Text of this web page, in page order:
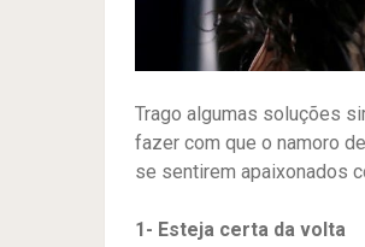
Trago algumas soluções
fazer com que o namoro
se sentirem apaixonados
1- Esteja certa da volta